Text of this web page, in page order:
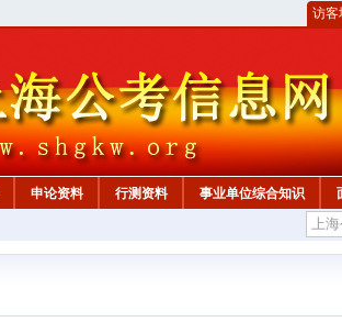
访客
申论资料 行测资料 事业单位综合知识